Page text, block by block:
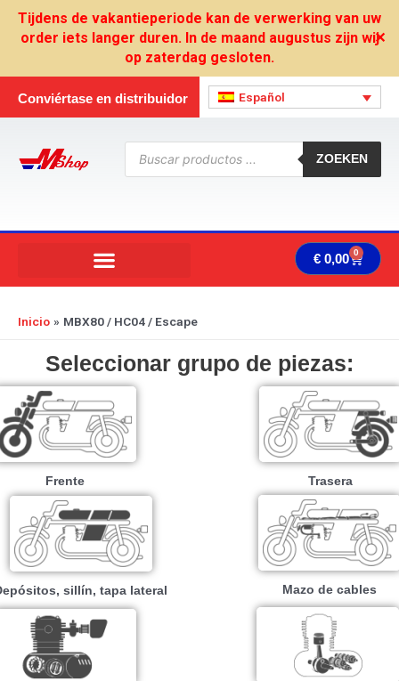
Tijdens de vakantieperiode kan de verwerking van uw
order iets langer duren. In de maand augustus zijn wij
op zaterdag gesloten.
✕
Conviértase en distribuidor Español
Búsqueda
productos
ZOEKEN
€ 0,00 0
Inicio MBX80 / HC04 / Escape
Seleccionar grupo de piezas:
Frente Trasera
sillín, tapa lateral Mazo de cables